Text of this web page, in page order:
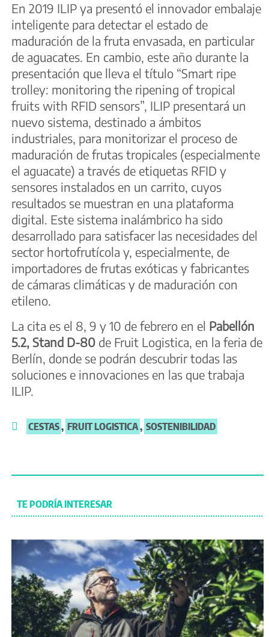
En 2019 ILIP ya presentó el innovador embalaje
inteligente para detectar el estado de
maduración de la fruta envasada, en particular
de aguacates. En cambio, este año durante la
presentación que lleva el título “Smart ripe
trolley: monitoring the ripening of tropical
fruits with RFID sensors”, ILIP presentará un
nuevo sistema, destinado a ámbitos
industriales, para monitorizar el proceso de
maduración de frutas tropicales (especialmente
el aguacate) a través de etiquetas RFID y
sensores instalados en un carrito, cuyos
resultados se muestran en una plataforma
digital. Este sistema inalámbrico ha sido
desarrollado para satisfacer las necesidades del
sector hortofrutícola y, especialmente, de
importadores de frutas exóticas y fabricantes
de cámaras climáticas y de maduración con
etileno.
La cita es el 8, 9 y 10 de febrero en el Pabellón
5.2, Stand D-80 de Fruit Logistica, en la feria de
Berlín, donde se podrán descubrir todas las
soluciones e innovaciones en las que trabaja
ILIP.
CESTAS, FRUIT LOGISTICA, SOSTENIBILIDAD
TE PODRÍA INTERESAR